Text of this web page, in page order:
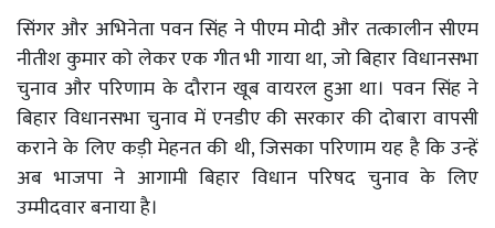
सिंगर और अभिनेता पवन सिंह ने पीएम मोदी और तत्कालीन सीएम
नीतीश कुमार को लेकर एक गीत भी गाया था, जो बिहार विधानसभा
चुनाव और परिणाम के दौरान खूब वायरल हुआ था। पवन सिंह ने
बिहार विधानसभा चुनाव में एनडीए की सरकार की दोबारा वापसी
कराने के लिए कड़ी मेहनत की थी, जिसका परिणाम यह है कि उन्हें
अब भाजपा ने आगामी बिहार विधान परिषद चुनाव के लिए
उम्मीदवार बनाया है।